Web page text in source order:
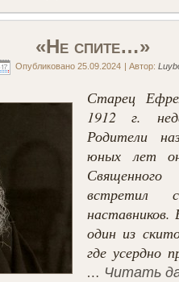
«Не спите…»
Опубликовано 25.09.2024 | Автор:
Старец
1912 г.
Родители
юных лет
встретил
наставников.
один из
где усердно
… Читать